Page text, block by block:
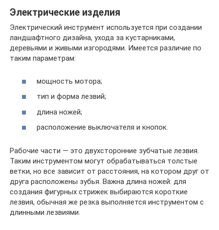
Электрические изделия
Электрический инструмент используется при создании
ландшафтного дизайна, ухода за кустарниками,
деревьями и живыми изгородями. Имеется различие по
таким параметрам:
мощность мотора;
тип и форма лезвий;
длина ножей;
расположение выключателя и кнопок.
Рабочие части — это двухсторонние зубчатые лезвия.
Таким инструментом могут обрабатываться толстые
ветки, но все зависит от расстояния, на котором друг от
друга расположены зубья. Важна длина ножей: для
создания фигурных стрижек выбираются короткие
лезвия, обычная же резка выполняется инструментом с
длинными лезвиями.